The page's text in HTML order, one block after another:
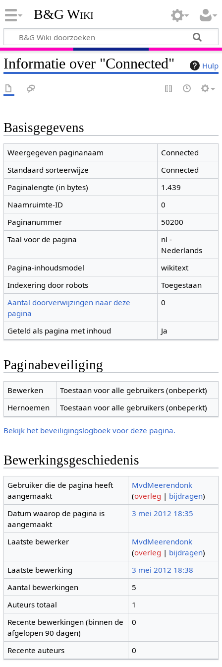
B&G Wiki
Hulp
Informatie over "Connected"
Basisgegevens
Weergegeven paginanaam
Connected
Standaard sorteerwijze
Connected
Paginalengte (in bytes)
1.439
Naamruimte-ID
0
Paginanummer
50200
Taal voor de pagina
nl -
Nederlands
Pagina-inhoudsmodel
wikitext
Indexering door robots
Toegestaan
Aantal doorverwijzingen naar deze
pagina
0
Geteld als pagina met inhoud Ja
Paginabeveiliging
Bewerken
Toestaan voor alle gebruikers (onbeperkt)
Hernoemen
Toestaan voor alle gebruikers (onbeperkt)
Bekijk het beveiligingslogboek voor deze pagina.
Bewerkingsgeschiedenis
Gebruiker die de pagina heeft
aangemaakt
MvdMeerendonk
(overleg | bijdragen)
Datum waarop de pagina is
aangemaakt
3 mei 2012 18:35
Laatste bewerker
MvdMeerendonk
(overleg | bijdragen)
Laatste bewerking
3 mei 2012 18:38
Aantal bewerkingen
5
Auteurs totaal
1
Recente bewerkingen (binnen de
afgelopen 90 dagen)
0
Recente auteurs 0